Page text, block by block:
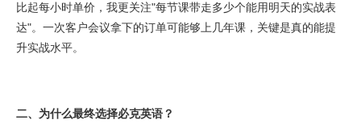
比起每小时单价，我更关注"每节课带走多少个能用明天的实战表
达"。一次客户会议拿下的订单可能够上几年课，关键是真的能提
升实战水平。
二、为什么最终选择必克英语？